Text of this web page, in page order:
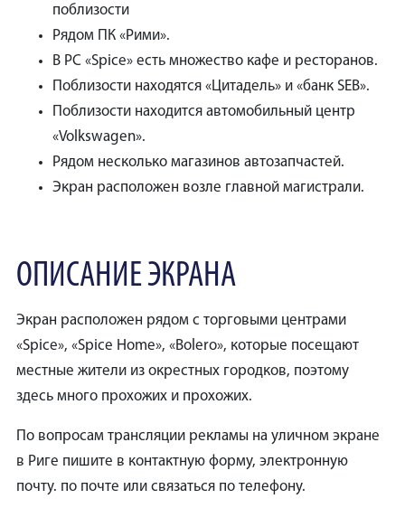
поблизости
Рядом ПК «Рими».
В PC «Spice» есть множество кафе и ресторанов.
Поблизости находятся «Цитадель» и «банк SEB».
Поблизости находится автомобильный центр
«Volkswagen».
Рядом несколько магазинов автозапчастей.
Экран расположен возле главной магистрали.
ОПИСАНИЕ ЭКРАНА
Экран расположен рядом с торговыми центрами
«Spice», «Spice Home», «Bolero», которые посещают
местные жители из окрестных городков, поэтому
здесь много прохожих и прохожих.
По вопросам трансляции рекламы на уличном экране
в Риге пишите в контактную форму, электронную
почту. по почте или связаться по телефону.